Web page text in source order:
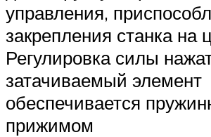
управления,
закрепления станка на
Регулировка силы
затачиваемый элемент
обеспечивается
прижимом